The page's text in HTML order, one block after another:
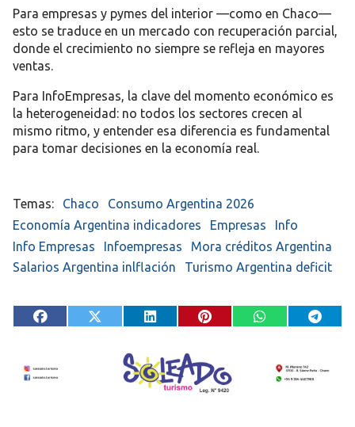
Para empresas y pymes del interior —como en Chaco—
esto se traduce en un mercado con recuperación parcial,
donde el crecimiento no siempre se refleja en mayores
ventas.
Para InfoEmpresas, la clave del momento económico es
la heterogeneidad: no todos los sectores crecen al
mismo ritmo, y entender esa diferencia es fundamental
para tomar decisiones en la economía real.
Chaco
Consumo Argentina 2026
Economía Argentina indicadores
Empresas
Info
Info Empresas
Infoempresas
Mora créditos Argentina
Salarios Argentina inlflación
Turismo Argentina deficit